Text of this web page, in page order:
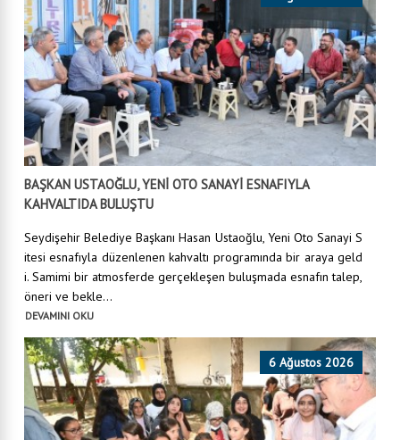
BAŞKAN USTAOĞLU, YENİ OTO SANAYİ ESNAFIYLA
KAHVALTIDA BULUŞTU
Seydişehir Belediye Başkanı Hasan Ustaoğlu, Yeni Oto Sanayi S
itesi esnafıyla düzenlenen kahvaltı programında bir araya geld
i. Samimi bir atmosferde gerçekleşen buluşmada esnafın talep,
öneri ve bekle...
DEVAMINI OKU
6 Ağustos 2026